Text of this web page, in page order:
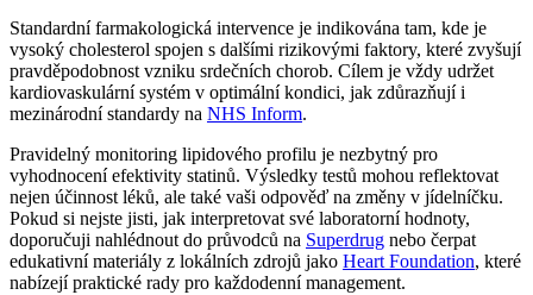
Standardní farmakologická intervence je indikována tam, kde je
vysoký cholesterol spojen s dalšími rizikovými faktory, které zvyšují
pravděpodobnost vzniku srdečních chorob. Cílem je vždy udržet
kardiovaskulární systém v optimální kondici, jak zdůrazňují i
mezinárodní standardy na NHS Inform.
Pravidelný monitoring lipidového profilu je nezbytný pro
vyhodnocení efektivity statinů. Výsledky testů mohou reflektovat
nejen účinnost léků, ale také vaši odpověď na změny v jídelníčku.
Pokud si nejste jisti, jak interpretovat své laboratorní hodnoty,
doporučuji nahlédnout do průvodců na Superdrug nebo čerpat
edukativní materiály z lokálních zdrojů jako Heart Foundation, které
nabízejí praktické rady pro každodenní management.